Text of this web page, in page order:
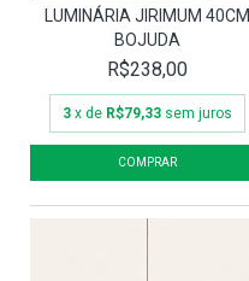
LUMINÁRIA JIRIMUM 40CM
BOJUDA
R$238,00
3 x de R$79,33 sem juros